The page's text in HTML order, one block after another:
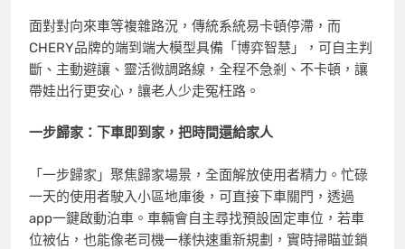
面對對向來車等複雜路況，傳統系統易卡頓停滯，而
CHERY品牌的端到端大模型具備「博弈智慧」，可自主判
斷、主動避讓、靈活微調路線，全程不急剎、不卡頓，讓
帶娃出行更安心，讓老人少走冤枉路。
一步歸家：下車即到家，把時間還給家人
「一步歸家」聚焦歸家場景，全面解放使用者精力。忙碌
一天的使用者駛入小區地庫後，可直接下車關門，透過
app一鍵啟動泊車。車輛會自主尋找預設固定車位，若車
位被佔，也能像老司機一樣快速重新規劃，實時掃瞄並鎖